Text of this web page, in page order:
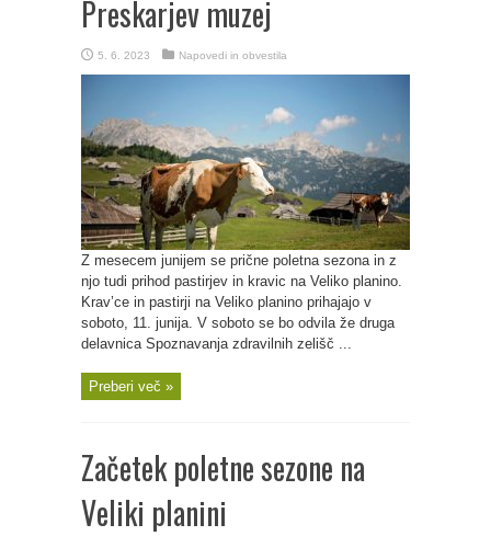
Preskarjev muzej
5. 6. 2023 Napovedi in obvestila
Z mesecem junijem se prične poletna sezona in z
njo tudi prihod pastirjev in kravic na Veliko planino.
Krav’ce in pastirji na Veliko planino prihajajo v
soboto, 11. junija. V soboto se bo odvila že druga
delavnica Spoznavanja zdravilnih zelišč ...
Preberi več »
Začetek poletne sezone na
Veliki planini